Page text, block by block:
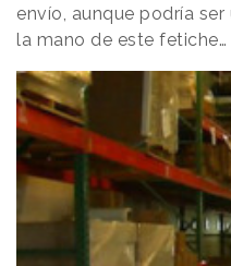
envío, aunque podría
la mano de este fetiche…